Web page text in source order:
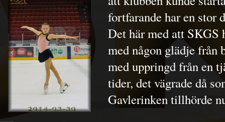
fortfarande har en stor
Det här med att SKGS
med någon glädje
med uppringd från en
tider, det vägrade då
Gavlerinken tillhörde